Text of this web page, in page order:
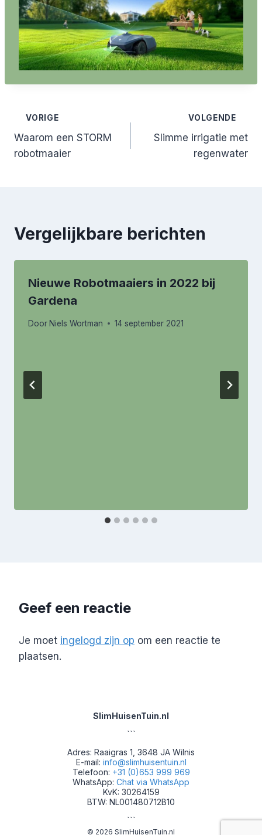
Bericht
navigatie
VORIGE
Waarom een STORM
robotmaaier
VOLGENDE
Slimme irrigatie met
regenwater
Vergelijkbare berichten
Nieuwe Robotmaaiers in 2022 bij
Gardena
Door Niels Wortman 14 september 2021
Geef een reactie
Je moet ingelogd zijn op om een reactie te
plaatsen.
SlimHuisenTuin.nl
```
Adres: Raaigras 1, 3648 JA Wilnis
E-mail: info@slimhuisentuin.nl
Telefoon: +31 (0)653 999 969
WhatsApp: Chat via WhatsApp
KvK: 30264159
BTW: NL001480712B10
```
© 2026 SlimHuisenTuin.nl